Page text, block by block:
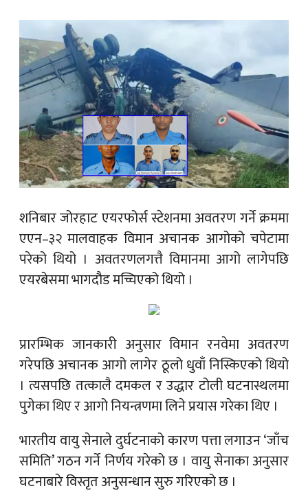
शनिबार जोरहाट एयरफोर्स स्टेशनमा अवतरण गर्ने क्रममा
एएन–३२ मालवाहक विमान अचानक आगोको चपेटामा
परेको थियो । अवतरणलगत्तै विमानमा आगो लागेपछि
एयरबेसमा भागदौड मच्चिएको थियो ।
प्रारम्भिक जानकारी अनुसार विमान रनवेमा अवतरण
गरेपछि अचानक आगो लागेर ठूलो धुवाँ निस्किएको थियो
। त्यसपछि तत्कालै दमकल र उद्धार टोली घटनास्थलमा
पुगेका थिए र आगो नियन्त्रणमा लिने प्रयास गरेका थिए ।
भारतीय वायु सेनाले दुर्घटनाको कारण पत्ता लगाउन ‘जाँच
समिति’ गठन गर्ने निर्णय गरेको छ । वायु सेनाका अनुसार
घटनाबारे विस्तृत अनुसन्धान सुरु गरिएको छ ।